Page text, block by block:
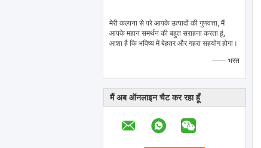
मेरी कल्पना से परे आपके उत्पादों की गुणवत्ता, मैं
आपके महान समर्थन की बहुत सराहना करता हूं,
आशा है कि भविष्य में बेहतर और गहरा सहयोग होगा।
—— भरत
मैं अब ऑनलाइन चैट कर रहा हूँ